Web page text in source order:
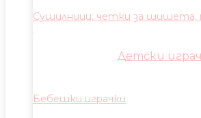
Сушилници, четки за шишета,
Детски
Бебешки играчки